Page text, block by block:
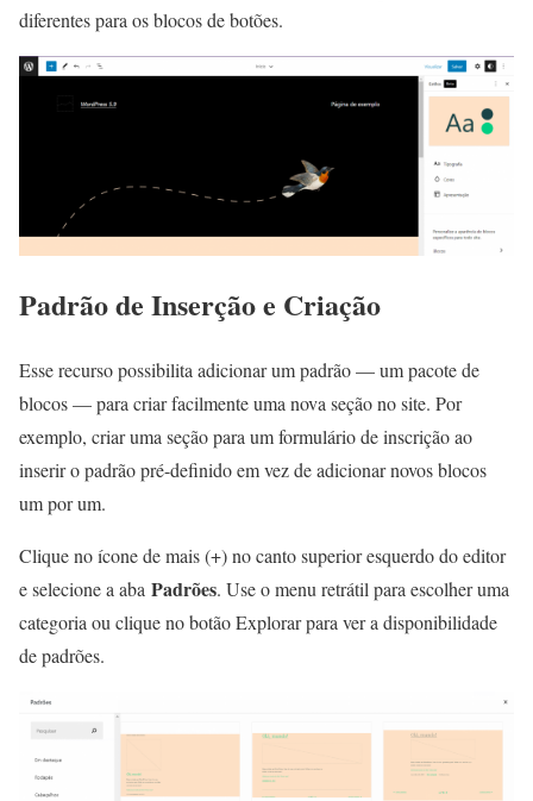
diferentes para os blocos de botões.
Padrão de Inserção e Criação
Esse recurso possibilita adicionar um padrão — um pacote de
blocos — para criar facilmente uma nova seção no site. Por
exemplo, criar uma seção para um formulário de inscrição ao
inserir o padrão pré-definido em vez de adicionar novos blocos
um por um.
Clique no ícone de mais (+) no canto superior esquerdo do editor
e selecione a aba Padrões. Use o menu retrátil para escolher uma
categoria ou clique no botão Explorar para ver a disponibilidade
de padrões.